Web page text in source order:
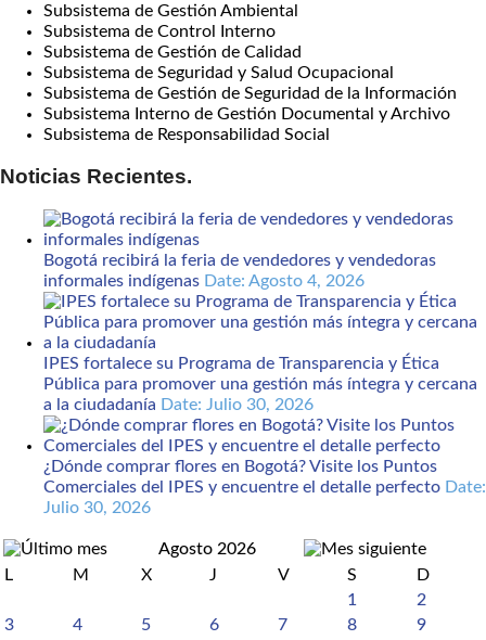
Subsistema de Gestión Ambiental
Subsistema de Control Interno
Subsistema de Gestión de Calidad
Subsistema de Seguridad y Salud Ocupacional
Subsistema de Gestión de Seguridad de la Información
Subsistema Interno de Gestión Documental y Archivo
Subsistema de Responsabilidad Social
Noticias Recientes.
Bogotá recibirá la feria de vendedores y vendedoras
informales indígenas Date: Agosto 4, 2026
IPES fortalece su Programa de Transparencia y Ética
Pública para promover una gestión más íntegra y cercana
a la ciudadanía Date: Julio 30, 2026
¿Dónde comprar flores en Bogotá? Visite los Puntos
Comerciales del IPES y encuentre el detalle perfecto Date:
Julio 30, 2026
Agosto 2026
L
M X J V S
D
1
2
3
4 5 6 7 8
9